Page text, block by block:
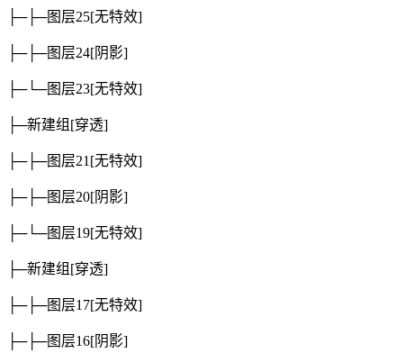
├─├─图层25[无特效]
├─├─图层24[阴影]
├─└─图层23[无特效]
├─新建组 [穿透]
├─├─图层21 [无特效]
├─├─图层20[阴影]
├─└─图层19[无特效]
├─新建组 [穿透]
├─├─图层17[无特效]
├─├─图层16[阴影]